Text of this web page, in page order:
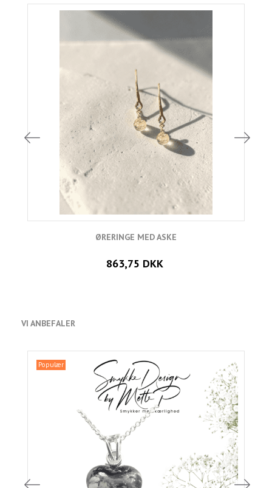
ØRERINGE MED ASKE
863,75 DKK
VI ANBEFALER
Populær